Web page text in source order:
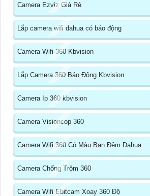
Camera Ezviz Giá Rẻ
Lắp camera wifi dahua có báo động
Camera Wifi 360 Kbvision
Lắp Camera 360 Báo Động Kbvision
Camera Ip 360 kbvision
Camera Visioncop 360
Camera Wifi 360 Có Màu Ban Đêm Dahua
Camera Chống Trộm 360
Camera Wifi Ebitcam Xoay 360 Độ